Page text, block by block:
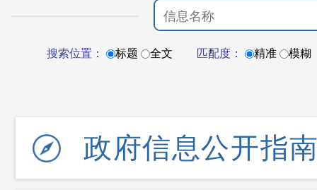
搜索位置： 标题 全文 匹配度： 精准 模糊
政府信息公开指